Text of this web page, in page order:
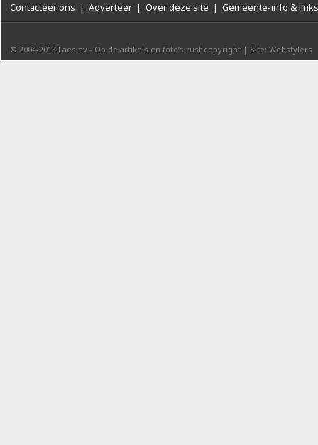
Contacteer ons | Adverteer | Over deze site | Gemeente-info & links
© 2004-2013 Faes nv - Op de artikels en foto’s rust copyright | Site: Webstylers